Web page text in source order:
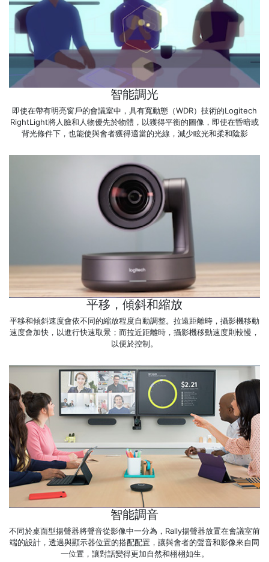
智能調光
即使在帶有明亮窗戶的會議室中，具有寬動態（WDR）技術的Logitech
RightLight將人臉和人物優先於物體，以獲得平衡的圖像，即使在昏暗或
背光條件下，也能使與會者獲得適當的光線，減少眩光和柔和陰影
平移，傾斜和縮放
平移和傾斜速度會依不同的縮放程度自動調整。拉遠距離時，攝影機移動
速度會加快，以進行快速取景；而拉近距離時，攝影機移動速度則較慢，
以便於控制。
智能調音
不同於桌面型揚聲器將聲音從影像中一分為，Rally揚聲器放置在會議室前
端的設計，透過與顯示器位置的搭配配置，讓與會者的聲音和影像來自同
一位置，讓對話變得更加自然和栩栩如生。